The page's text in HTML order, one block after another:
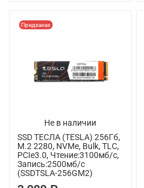
Не в наличии
Предзаказ
SSD ТЕСЛА (TESLA) 256Гб,
M.2 2280, NVMe, Bulk, TLC,
PCIe3.0, Чтение:3100мб/с,
Запись:2500мб/с
(SSDTSLA-256GM2)